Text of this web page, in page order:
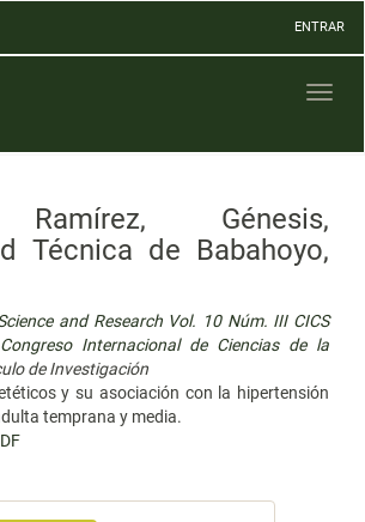
ENTRAR
Génesis,
Técnica de Babahoyo,
and Research Vol. 10 Núm. III CICS
Internacional de Ciencias de la
de Investigación
y su asociación con la hipertensión
temprana y media.